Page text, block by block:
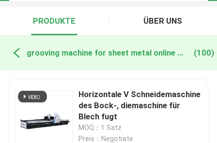
PRODUKTE ÜBER UNS
grooving machine for sheet metal online manufacture (100)
Horizontale V Schneidemaschine
des Bock-, diemaschine für
Blech fugt
MOQ：1 Satz
Preis：Negotiate